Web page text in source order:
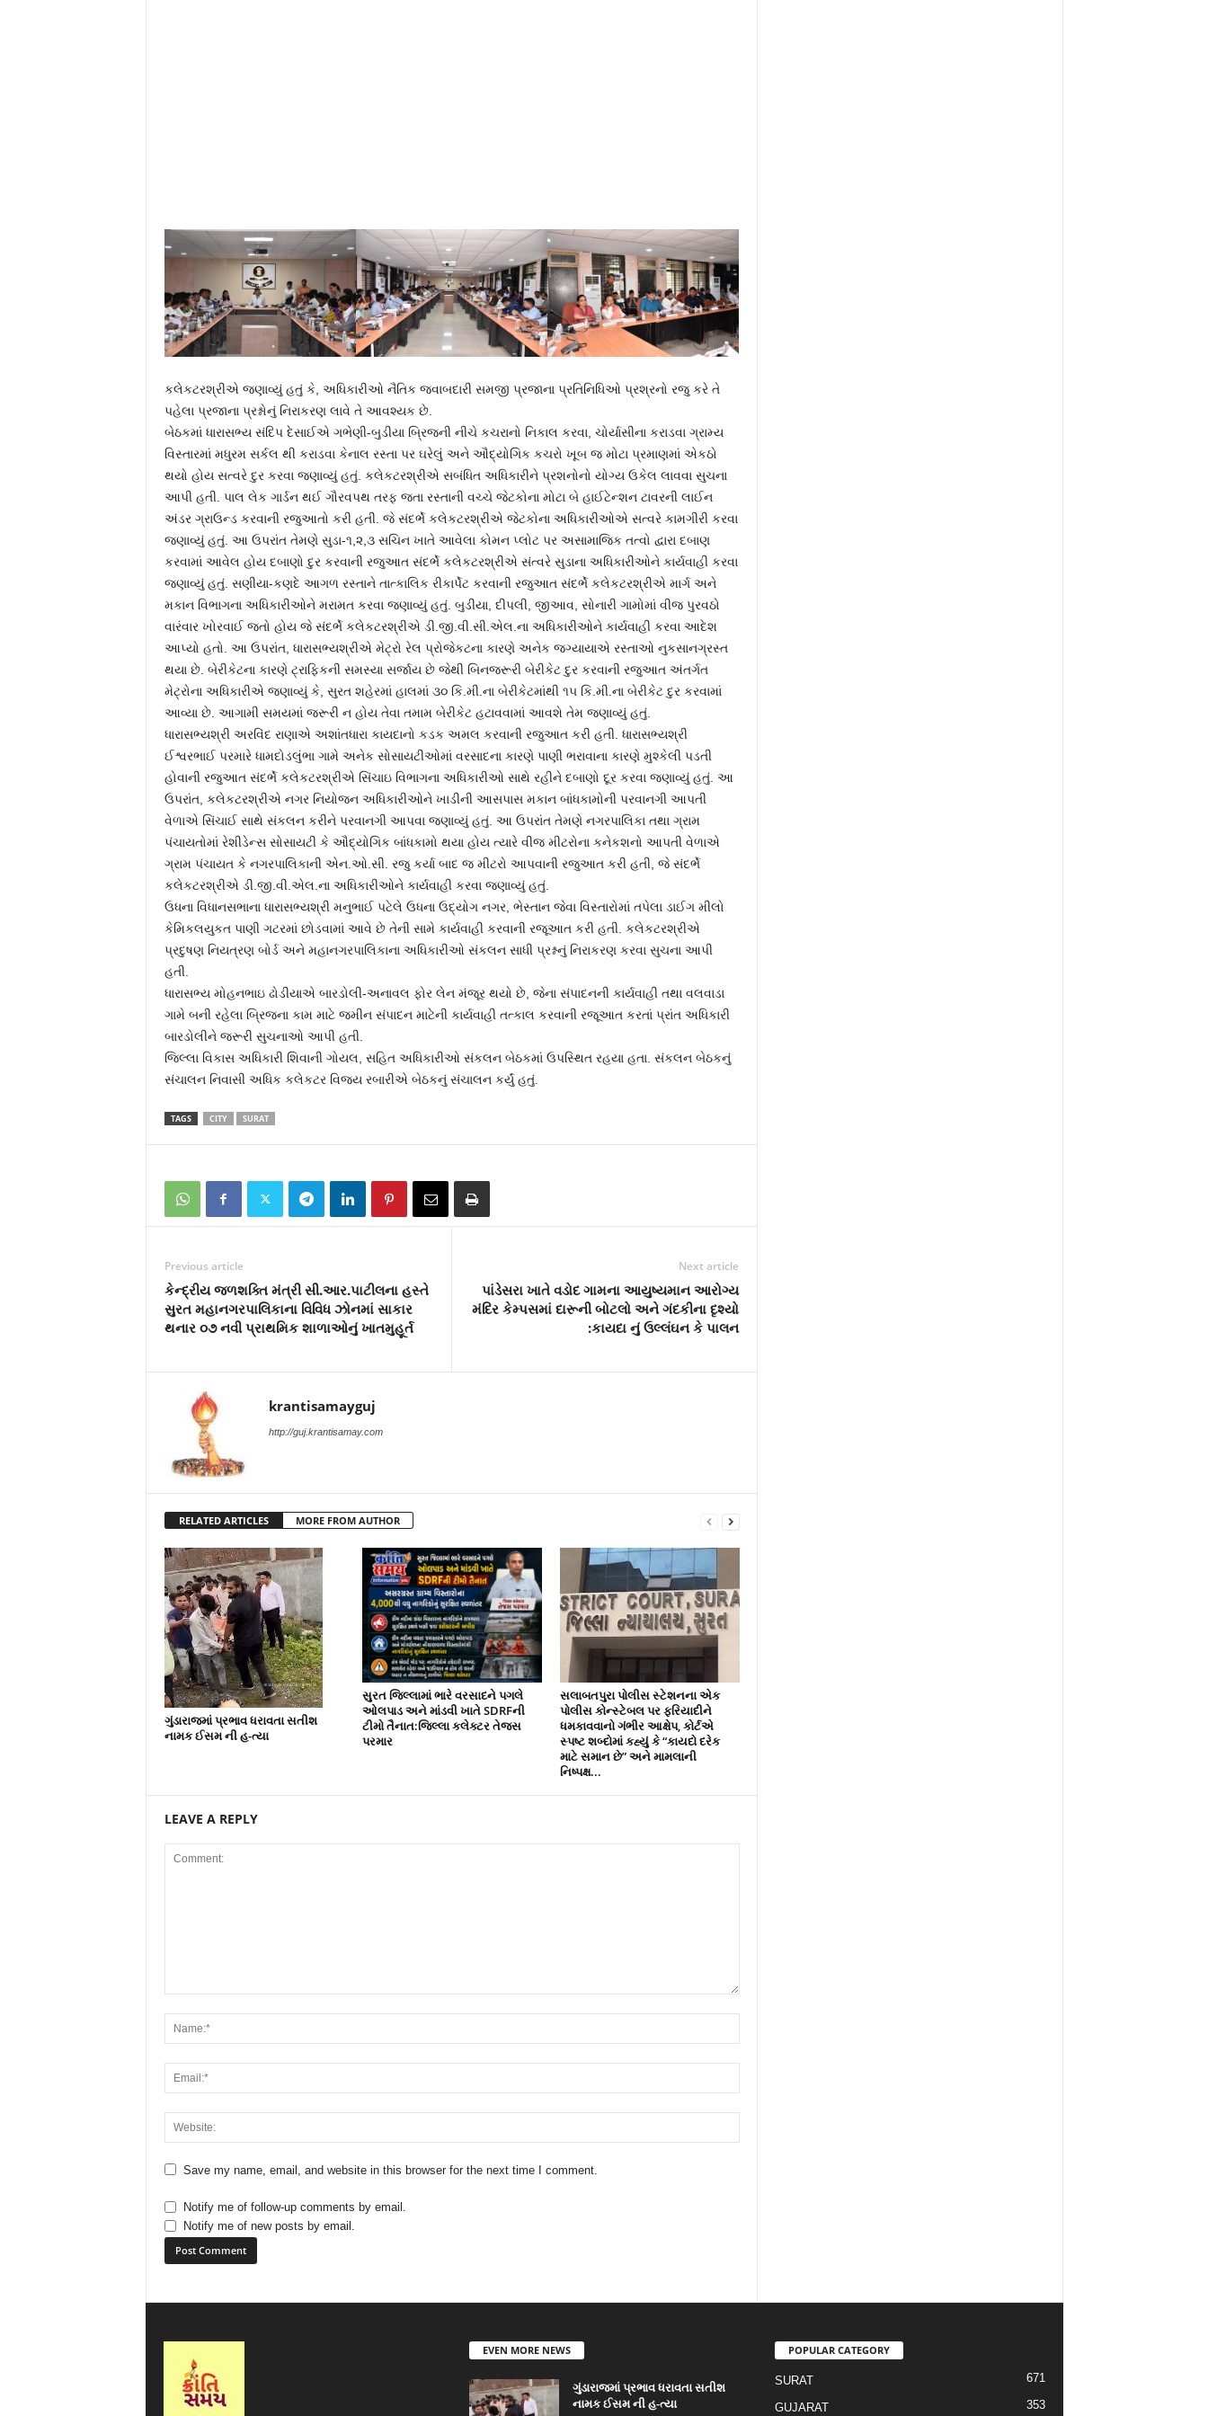
કલેકટરશ્રીએ જણાવ્યું હતું કે, અધિકારીઓ નૈતિક જવાબદારી સમજી પ્રજાના પ્રતિનિધિઓ પ્રશ્રનો રજુ કરે તે
પહેલા પ્રજાના પ્રશ્નોનું નિરાકરણ લાવે તે આવશ્યક છે.
બેઠકમાં ધારાસભ્ય સંદિપ દેસાઈએ ગભેણી-બુડીયા બ્રિજની નીચે કચરાનો નિકાલ કરવા, ચોર્યાસીના કરાડવા ગ્રામ્ય
વિસ્તારમાં મધુરમ સર્કલ થી કરાડવા કેનાલ રસ્તા પર ઘરેલું અને ઔદ્યોગિક કચરો ખૂબ જ મોટા પ્રમાણમાં એકઠો
થયો હોય સત્વરે દુર કરવા જણાવ્યું હતું. કલેકટરશ્રીએ સબંધિત અધિકારીને પ્રશનોનો યોગ્ય ઉકેલ લાવવા સુચના
આપી હતી. પાલ લેક ગાર્ડન થઈ ગૌરવપથ તરફ જતા રસ્તાની વચ્ચે જેટકોના મોટા બે હાઈટેન્શન ટાવરની લાઈન
અંડર ગ્રાઉન્ડ કરવાની રજુઆતો કરી હતી. જે સંદર્ભે કલેકટરશ્રીએ જેટકોના અધિકારીઓએ સત્વરે કામગીરી કરવા
જણાવ્યું હતું. આ ઉપરાંત તેમણે સુડા-૧,૨,૩ સચિન ખાતે આવેલા કોમન પ્લોટ પર અસામાજિક તત્વો દ્વારા દબાણ
કરવામાં આવેલ હોય દબાણો દુર કરવાની રજુઆત સંદર્ભે કલેકટરશ્રીએ સંત્વરે સુડાના અધિકારીઓને કાર્યવાહી કરવા
જણાવ્યું હતું. સણીયા-કણદે આગળ રસ્તાને તાત્કાલિક રીકાર્પેટ કરવાની રજુઆત સંદર્ભે કલેકટરશ્રીએ માર્ગ અને
મકાન વિભાગના અધિકારીઓને મરામત કરવા જણાવ્યું હતું. બુડીયા, દીપલી, જીઆવ, સોનારી ગામોમાં વીજ પુરવઠો
વારંવાર ખોરવાઈ જતો હોય જે સંદર્ભે કલેકટરશ્રીએ ડી.જી.વી.સી.એલ.ના અધિકારીઓને કાર્યવાહી કરવા આદેશ
આપ્યો હતો. આ ઉપરાંત, ધારાસભ્યશ્રીએ મેટ્રો રેલ પ્રોજેકટના કારણે અનેક જગ્યાયાએ રસ્તાઓ નુકસાનગ્રસ્ત
થયા છે. બેરીકેટના કારણે ટ્રાફિકની સમસ્યા સર્જાય છે જેથી બિનજરૂરી બેરીકેટ દુર કરવાની રજુઆત અંતર્ગત
મેટ્રોના અધિકારીએ જણાવ્યું કે, સુરત શહેરમાં હાલમાં ૩૦ કિ.મી.ના બેરીકેટમાંથી ૧૫ કિ.મી.ના બેરીકેટ દુર કરવામાં
આવ્યા છે. આગામી સમયમાં જરૂરી ન હોય તેવા તમામ બેરીકેટ હટાવવામાં આવશે તેમ જણાવ્યું હતું.
ધારાસભ્યશ્રી અરવિંદ રાણાએ અશાંતધારા કાયદાનો કડક અમલ કરવાની રજુઆત કરી હતી. ધારાસભ્યશ્રી
ઈશ્વરભાઈ પરમારે ધામદોડલુંભા ગામે અનેક સોસાયટીઓમાં વરસાદના કારણે પાણી ભરાવાના કારણે મુશ્કેલી પડતી
હોવાની રજુઆત સંદર્ભે કલેકટરશ્રીએ સિંચાઇ વિભાગના અધિકારીઓ સાથે રહીને દબાણો દૂર કરવા જણાવ્યું હતું. આ
ઉપરાંત, કલેકટરશ્રીએ નગર નિયોજન અધિકારીઓને ખાડીની આસપાસ મકાન બાંધકામોની પરવાનગી આપતી
વેળાએ સિંચાઈ સાથે સંકલન કરીને પરવાનગી આપવા જણાવ્યું હતું. આ ઉપરાંત તેમણે નગરપાલિકા તથા ગ્રામ
પંચાયતોમાં રેશીડેન્સ સોસાયટી કે ઔદ્યોગિક બાંધકામો થયા હોય ત્યારે વીજ મીટરોના કનેકશનો આપતી વેળાએ
ગ્રામ પંચાયત કે નગરપાલિકાની એન.ઓ.સી. રજુ કર્યા બાદ જ મીટરો આપવાની રજુઆત કરી હતી, જે સંદર્ભે
કલેકટરશ્રીએ ડી.જી.વી.એલ.ના અધિકારીઓને કાર્યવાહી કરવા જણાવ્યું હતું.
ઉધના વિધાનસભાના ધારાસભ્યશ્રી મનુભાઈ પટેલે ઉધના ઉદ્યોગ નગર, ભેસ્તાન જેવા વિસ્તારોમાં તપેલા ડાઈગ મીલો
કેમિકલયુકત પાણી ગટરમાં છોડવામાં આવે છે તેની સામે કાર્યવાહી કરવાની રજૂઆત કરી હતી. કલેકટરશ્રીએ
પ્રદુષણ નિયત્રણ બોર્ડ અને મહાનગરપાલિકાના અધિકારીઓ સંકલન સાધી પ્રશ્નનું નિરાકરણ કરવા સુચના આપી
હતી.
ધારાસભ્ય મોહનભાઇ ઢોડીયાએ બારડોલી-અનાવલ ફોર લેન મંજૂર થયો છે, જેના સંપાદનની કાર્યવાહી તથા વલવાડા
ગામે બની રહેલા બ્રિજના કામ માટે જમીન સંપાદન માટેની કાર્યવાહી તત્કાલ કરવાની રજૂઆત કરતાં પ્રાંત અધિકારી
બારડોલીને જરૂરી સુચનાઓ આપી હતી.
જિલ્લા વિકાસ અધિકારી શિવાની ગોયલ, સહિત અધિકારીઓ સંકલન બેઠકમાં ઉપસ્થિત રહયા હતા. સંકલન બેઠકનું
સંચાલન નિવાસી અધિક કલેકટર વિજય રબારીએ બેઠકનું સંચાલન કર્યું હતું.
TAGS CITY SURAT
Previous article
કેન્દ્રીય જળશક્તિ મંત્રી સી.આર.પાટીલના હસ્તે
સુરત મહાનગરપાલિકાના વિવિધ ઝોનમાં સાકાર
થનાર ૦૭ નવી પ્રાથમિક શાળાઓનું ખાતમુહૂર્ત
Next article
પાંડેસરા ખાતે વડોદ ગામના આયુષ્યમાન આરોગ્ય
મંદિર કેમ્પસમાં દારૂની બોટલો અને ગંદકીના દૃશ્યો
:કાયદા નું ઉલ્લંઘન કે પાલન
krantisamayguj
http://guj.krantisamay.com
RELATED ARTICLES MORE FROM AUTHOR
ગુંડારાજમાં પ્રભાવ ધરાવતા સતીશ
નામક ઈસમ ની હ-ત્યા
સુરત જિલ્લામાં ભારે વરસાદને પગલે
ઓલપાડ અને માંડવી ખાતે SDRFની
ટીમો તૈનાત:જિલ્લા કલેક્ટર તેજસ
પરમાર
સલાબતપુરા પોલીસ સ્ટેશનના એક
પોલીસ કોન્સ્ટેબલ પર ફરિયાદીને
ધમકાવવાનો ગંભીર આક્ષેપ, કોર્ટએ
સ્પષ્ટ શબ્દોમાં કહ્યું કે “કાયદો દરેક
માટે સમાન છે” અને મામલાની
નિષ્પક્ષ...
LEAVE A REPLY
Save my name, email, and website in this browser for the next time I comment.
Notify me of follow-up comments by email.
Notify me of new posts by email.
EVEN MORE NEWS
ગુંડારાજમાં પ્રભાવ ધરાવતા સતીશ
નામક ઈસમ ની હ-ત્યા
POPULAR CATEGORY
SURAT 671
GUJARAT 353